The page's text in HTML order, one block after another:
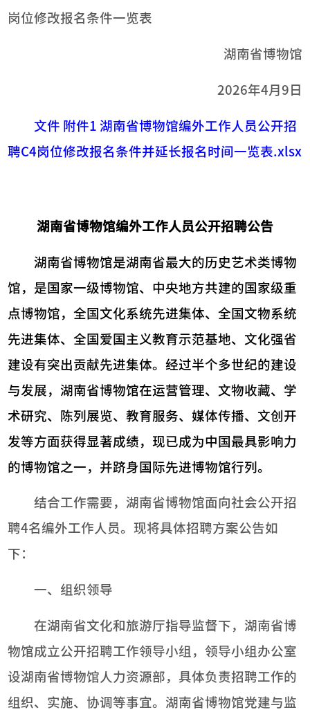
岗位修改报名条件一览表
湖南省博物馆
2026年4月9日
文件 附件1 湖南省博物馆编外工作人员公开招
聘C4岗位修改报名条件并延长报名时间一览表.xlsx
湖南省博物馆编外工作人员公开招聘公告
湖南省博物馆是湖南省最大的历史艺术类博物
馆，是国家一级博物馆、中央地方共建的国家级重
点博物馆，全国文化系统先进集体、全国文物系统
先进集体、全国爱国主义教育示范基地、文化强省
建设有突出贡献先进集体。经过半个多世纪的建设
与发展，湖南省博物馆在运营管理、文物收藏、学
术研究、陈列展览、教育服务、媒体传播、文创开
发等方面获得显著成绩，现已成为中国最具影响力
的博物馆之一，并跻身国际先进博物馆行列。
结合工作需要，湖南省博物馆面向社会公开招
聘4名编外工作人员。现将具体招聘方案公告如
下：
一、组织领导
在湖南省文化和旅游厅指导监督下，湖南省博
物馆成立公开招聘工作领导小组，领导小组办公室
设湖南省博物馆人力资源部，具体负责招聘工作的
组织、实施、协调等事宜。湖南省博物馆党建与监